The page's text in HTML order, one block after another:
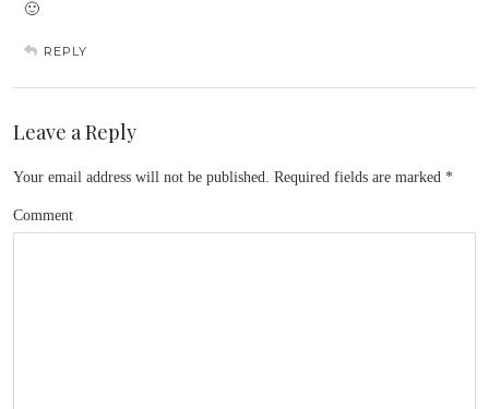
🙂
REPLY
Leave a Reply
Your email address will not be published. Required fields are marked *
Comment